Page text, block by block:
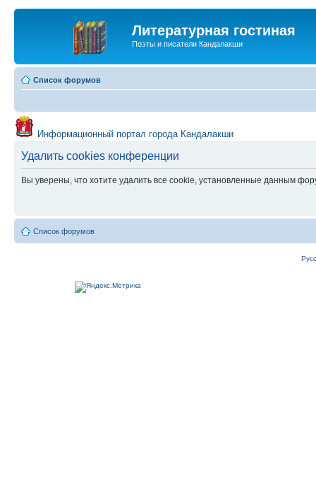
Литературная гостиная
Поэты и писатели Кандалакши
Список форумов
Информационный портал города Кандалакши
Удалить cookies конференции
Вы уверены, что хотите удалить все cookie, установленные данным
Список форумов